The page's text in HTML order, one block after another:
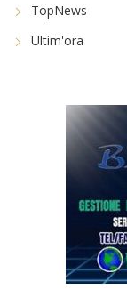
TopNews
Ultim'ora